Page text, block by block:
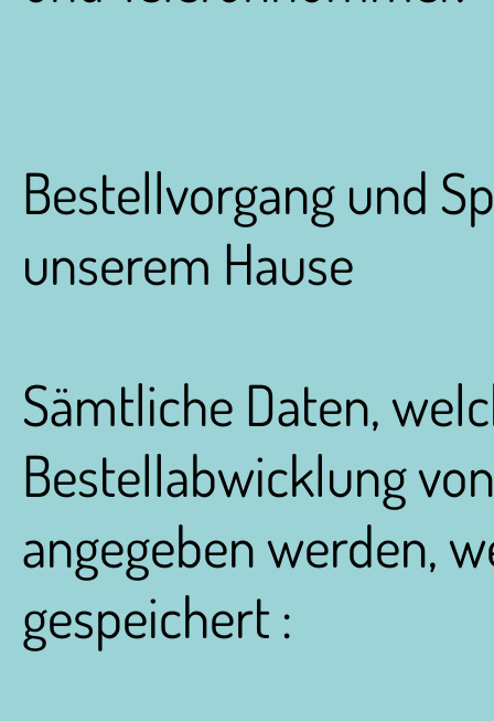
Bestellvorgang und
unserem Hause
Sämtliche Daten,
Bestellabwicklung
angegeben werden,
gespeichert :